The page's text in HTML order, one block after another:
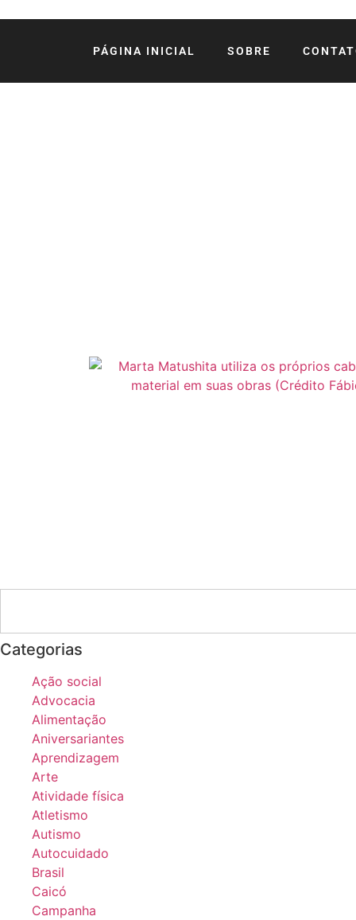
PÁGINA INICIAL SOBRE
Categorias
Ação social
Advocacia
Alimentação
Aniversariantes
Aprendizagem
Arte
Atividade física
Atletismo
Autismo
Autocuidado
Brasil
Caicó
Campanha